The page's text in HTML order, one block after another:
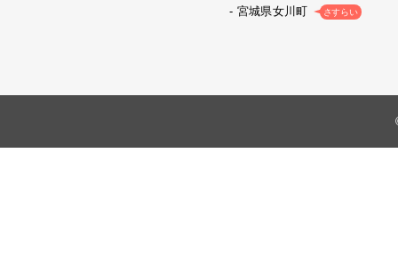
宮城県女川町 さすらい